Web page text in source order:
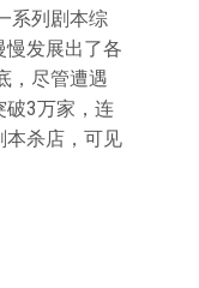
系列剧本综
慢发展出了各
，尽管遭遇
破3万家，连
本杀店，可见